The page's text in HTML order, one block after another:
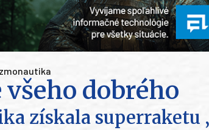
dobrého
získala superraketu